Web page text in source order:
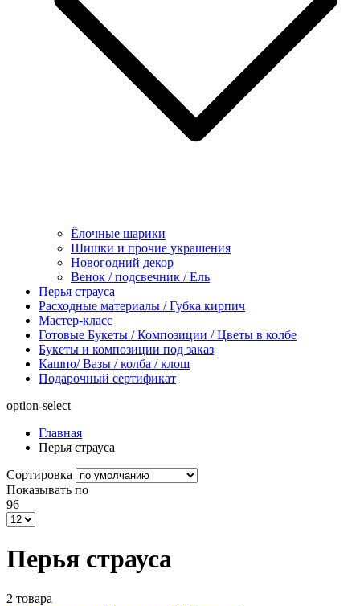
Ёлочные шарики
Шишки и прочие украшения
Новогодний декор
Венок / подсвечник / Ель
Перья страуса
Расходные материалы / Губка кирпич
Мастер-класс
Готовые Букеты / Композиции / Цветы в колбе
Букеты и композиции под заказ
Кашпо/ Вазы / колба / клош
Подарочный сертификат
option-select
Главная
Перья страуса
Сортировка
Показывать по
96
Перья страуса
2 товара